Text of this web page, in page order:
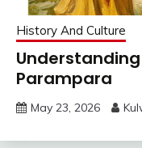
History And Culture
Parampara
May 23, 2026